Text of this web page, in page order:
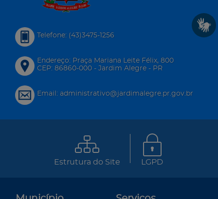
Telefone: (43)3475-1256
Endereço: Praça Mariana Leite Félix, 800
CEP: 86860-000 - Jardim Alegre - PR
Email: administrativo@jardimalegre.pr.gov.br
Estrutura do Site LGPD